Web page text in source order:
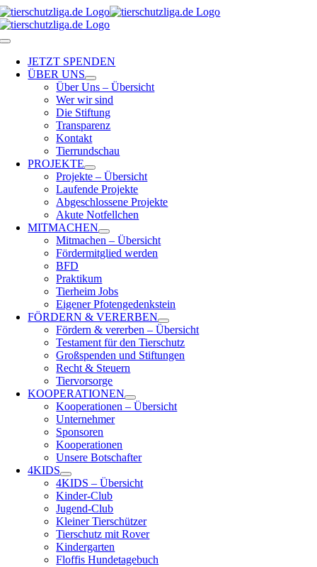
Skip
to
content
Toggle
NavigationJETZT SPENDEN
ÜBER UNS
Über Uns – Übersicht
Wer wir sind
Die Stiftung
Transparenz
Kontakt
Tierrundschau
PROJEKTE
Projekte – Übersicht
Laufende Projekte
Abgeschlossene Projekte
Akute Notfellchen
MITMACHEN
Mitmachen – Übersicht
Fördermitglied werden
BFD
Praktikum
Tierheim Jobs
Eigener Pfotengedenkstein
FÖRDERN & VERERBEN
Fördern & vererben – Übersicht
Testament für den Tierschutz
Großspenden und Stiftungen
Recht & Steuern
Tiervorsorge
KOOPERATIONEN
Kooperationen – Übersicht
Unternehmer
Sponsoren
Kooperationen
Unsere Botschafter
4KIDS
4KIDS – Übersicht
Kinder-Club
Jugend-Club
Kleiner Tierschützer
Tierschutz mit Rover
Kindergarten
Floffis Hundetagebuch